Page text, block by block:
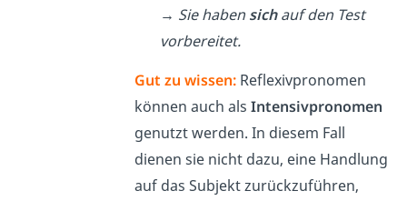
→ Sie haben sichauf den Test
vorbereitet.
Gut zu wissen:Reflexivpronomen
können auch als Intensivpronomen
genutzt werden. In diesem Fall
dienen sie nicht dazu, eine Handlung
auf das Subjekt zurückzuführen,